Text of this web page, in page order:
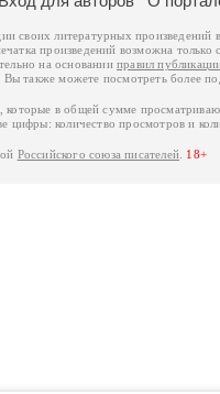
своих литературных произведений
произведений возможна
на основанииправил
. Вы также можете посмотреть более
в общей сумме
количество просмотров и
Российского союза писателей 18+